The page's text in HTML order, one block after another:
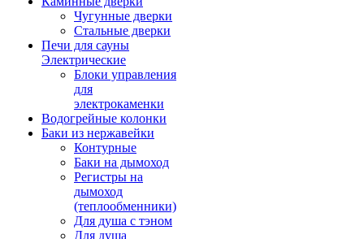
Чугунные дверки
Стальные дверки
Печи для сауны
Электрические
Блоки управления
для
электрокаменки
Водогрейные колонки
Баки из нержавейки
Контурные
Баки на дымоход
Регистры на
дымоход
(теплообменники)
Для душа с тэном
Для душа